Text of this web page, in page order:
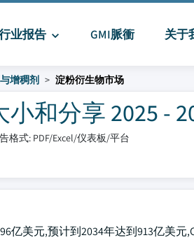
业报告 GMI脈衝 关于
增稠剂 淀粉衍生物市场
和分享 2025 -
格式: PDF/Excel/仪表板/平台
美元,预计到2034年达到913亿美元